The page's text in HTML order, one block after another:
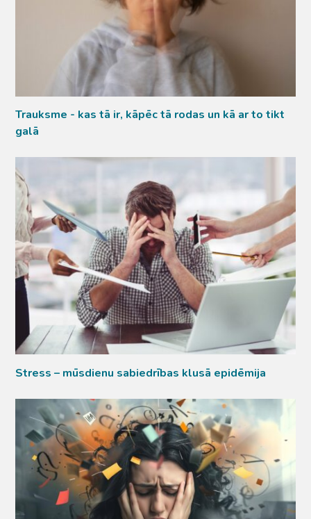
Trauksme - kas tā ir, kāpēc tā rodas un kā ar to tikt
galā
Stress – mūsdienu sabiedrības klusā epidēmija